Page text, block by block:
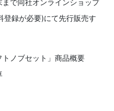
で同社オンラインショップ
録が必要)にて先行販売す
ノブセット」商品概要